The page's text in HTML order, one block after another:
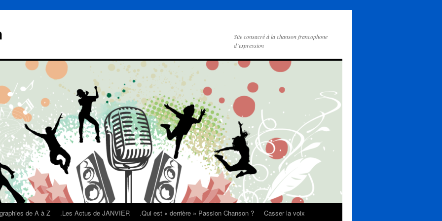
Site consacré à la chanson francophone
d’expression
de A à Z .Les Actus de JANVIER .Qui est « derrière » Passion Chanson ?
Casser la voix